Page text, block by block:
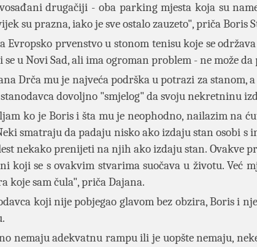
drugačiji - oba parking mjesta koja su
su prazna, iako je sve ostalo zauzeto", priča Boris
Evropsko prvenstvo u stonom tenisu koje se
se u Novi Sad, ali ima ogroman problem - ne može
Drča mu je najveća podrška u potrazi za stanom,
dovoljno "smjelog" da svoju nekretninu
ko je Boris i šta mu je neophodno, nailazim na
smatraju da padaju nisko ako izdaju stan osobi s
nekako prenijeti na njih ako izdaju stan. Ovakve
koji se s ovakvim stvarima suočava u životu. Već
koje sam čula", priča Dajana.
koji nije pobjegao glavom bez obzira, Boris i
nemaju adekvatnu rampu ili je uopšte nemaju,